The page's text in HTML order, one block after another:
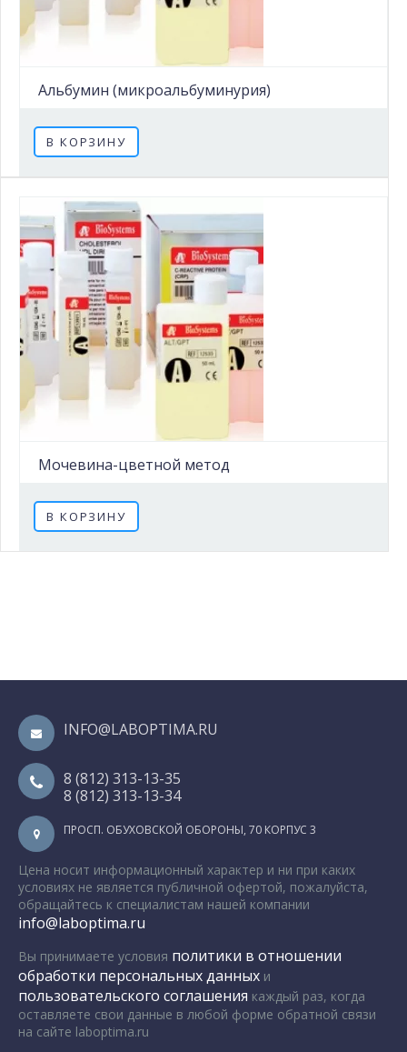
Альбумин (микроальбуминурия)
В КОРЗИНУ
Мочевина-цветной метод
В КОРЗИНУ
INFO@LABOPTIMA.RU
8 (812) 313-13-35
8 (812) 313-13-34
ПРОСП. ОБУХОВСКОЙ ОБОРОНЫ, 70 КОРПУС 3
Цена носит информационный характер и ни при каких
условиях не является публичной офертой, пожалуйста,
обращайтесь к специалистам нашей компании
info@laboptima.ru
Вы принимаете условия политики в отношении
обработки персональных данных и
пользовательского соглашения каждый раз, когда
оставляете свои данные в любой форме обратной связи
на сайте laboptima.ru